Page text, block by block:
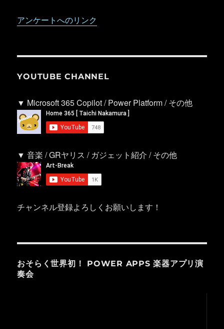
アンケートへのリンク
YOUTUBE CHANNEL
▼ Microsoft 365 Copilot / Power Platform / その他
▼ 音楽 / GRヤリス / ガジェット紹介 / その他
チャンネル登録よろしくお願いします！
おそらく世界初！ POWER APPS 楽器アプリ演
奏会